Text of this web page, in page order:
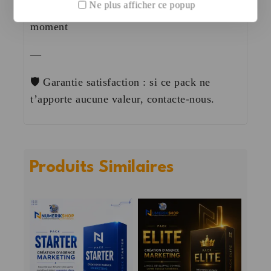
⚠️ Offre limitée – le prix peut évoluer à tout
moment
—
🛡️ Garantie satisfaction : si ce pack ne
t’apporte aucune valeur, contacte-nous.
Produits Similaires
Ne plus afficher ce popup